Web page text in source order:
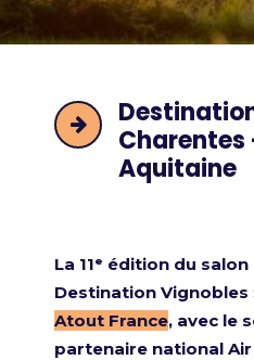
Aquitaine
La 11ᵉ édition du
Destination Vignobles
Atout France, avec le
partenaire national